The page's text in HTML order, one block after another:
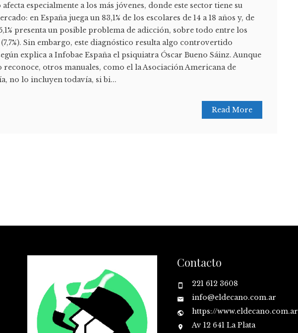
especialmente a los más jóvenes, donde este sector tiene su
en España juega un 83,1% de los escolares de 14 a 18 años y, de
presenta un posible problema de adicción, sobre todo entre los
Sin embargo, este diagnóstico resulta algo controvertido
explica a Infobae España el psiquiatra Óscar Bueno Sáinz. Aunque
reconoce, otros manuales, como el la Asociación Americana de
no lo incluyen todavía, si bi...
Read More
Contacto
221 612 3608
info@eldecano.com.ar
https://www.eldecano.com.ar
Av 12 641 La Plata